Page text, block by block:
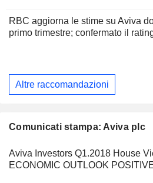
RBC aggiorna le stime su Aviva
primo trimestre; confermato il
Altre raccomandazioni
Comunicati stampa: Aviva plc
Aviva Investors Q1.2018 House
ECONOMIC OUTLOOK